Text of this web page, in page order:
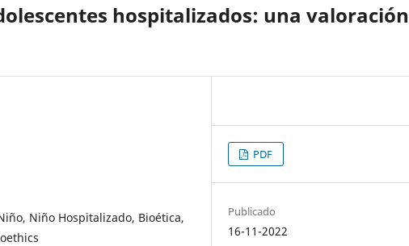
hospitalizados: una valoración
Niño Hospitalizado, Bioética,
PDF
Publicado
16-11-2022